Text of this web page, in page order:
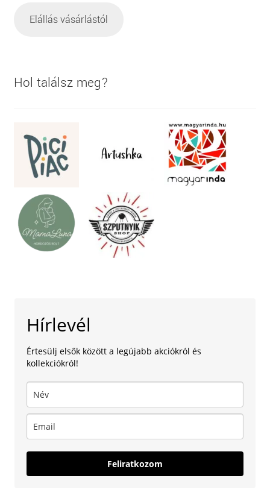
Elállás vásárlástól
Hol találsz meg?
Hírlevél
Értesülj elsők között a legújabb akciókról és
kollekciókról!
Feliratkozom